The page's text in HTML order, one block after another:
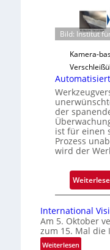
Bild: Institut
Kamera-
der
ist für einen
Prozess
wird der
International
Am 5. Oktober
zum 15. Mal
Weiterlesen: